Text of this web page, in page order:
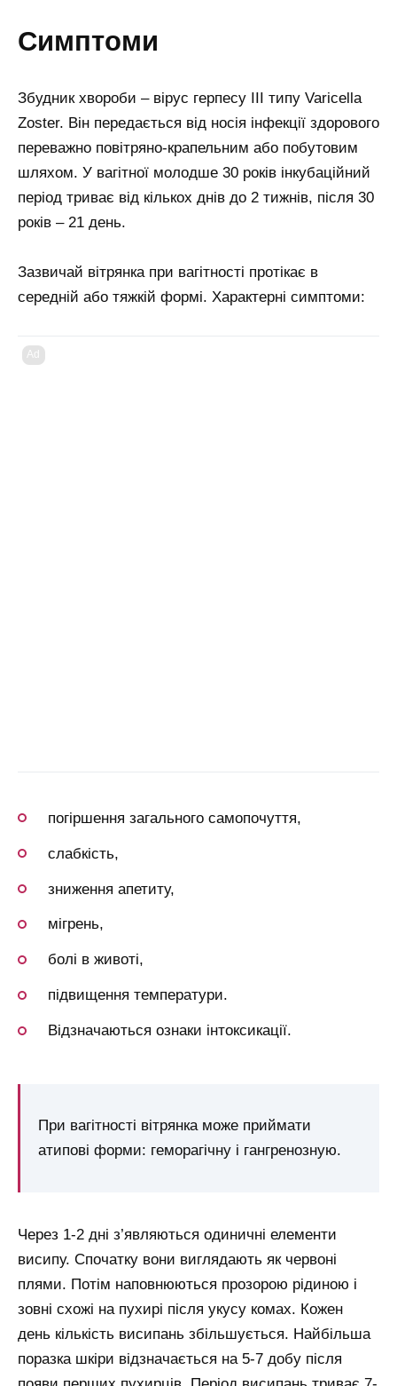
симптоми
Збудник хвороби – вірус герпесу III типу Varicella
Zoster. Він передається від носія інфекції здорового
переважно повітряно-крапельним або побутовим
шляхом. У вагітної молодше 30 років інкубаційний
період триває від кількох днів до 2 тижнів, після 30
років – 21 день.
Зазвичай вітрянка при вагітності протікає в
середній або тяжкій формі. Характерні симптоми:
Ad
погіршення загального самопочуття,
слабкість,
зниження апетиту,
мігрень,
болі в животі,
підвищення температури.
Відзначаються ознаки інтоксикації.
При вагітності вітрянка може приймати
атипові форми: геморагічну і гангренозную.
Через 1-2 дні з’являються одиничні елементи
висипу. Спочатку вони виглядають як червоні
плями. Потім наповнюються прозорою рідиною і
зовні схожі на пухирі після укусу комах. Кожен
день кількість висипань збільшується. Найбільша
поразка шкіри відзначається на 5-7 добу після